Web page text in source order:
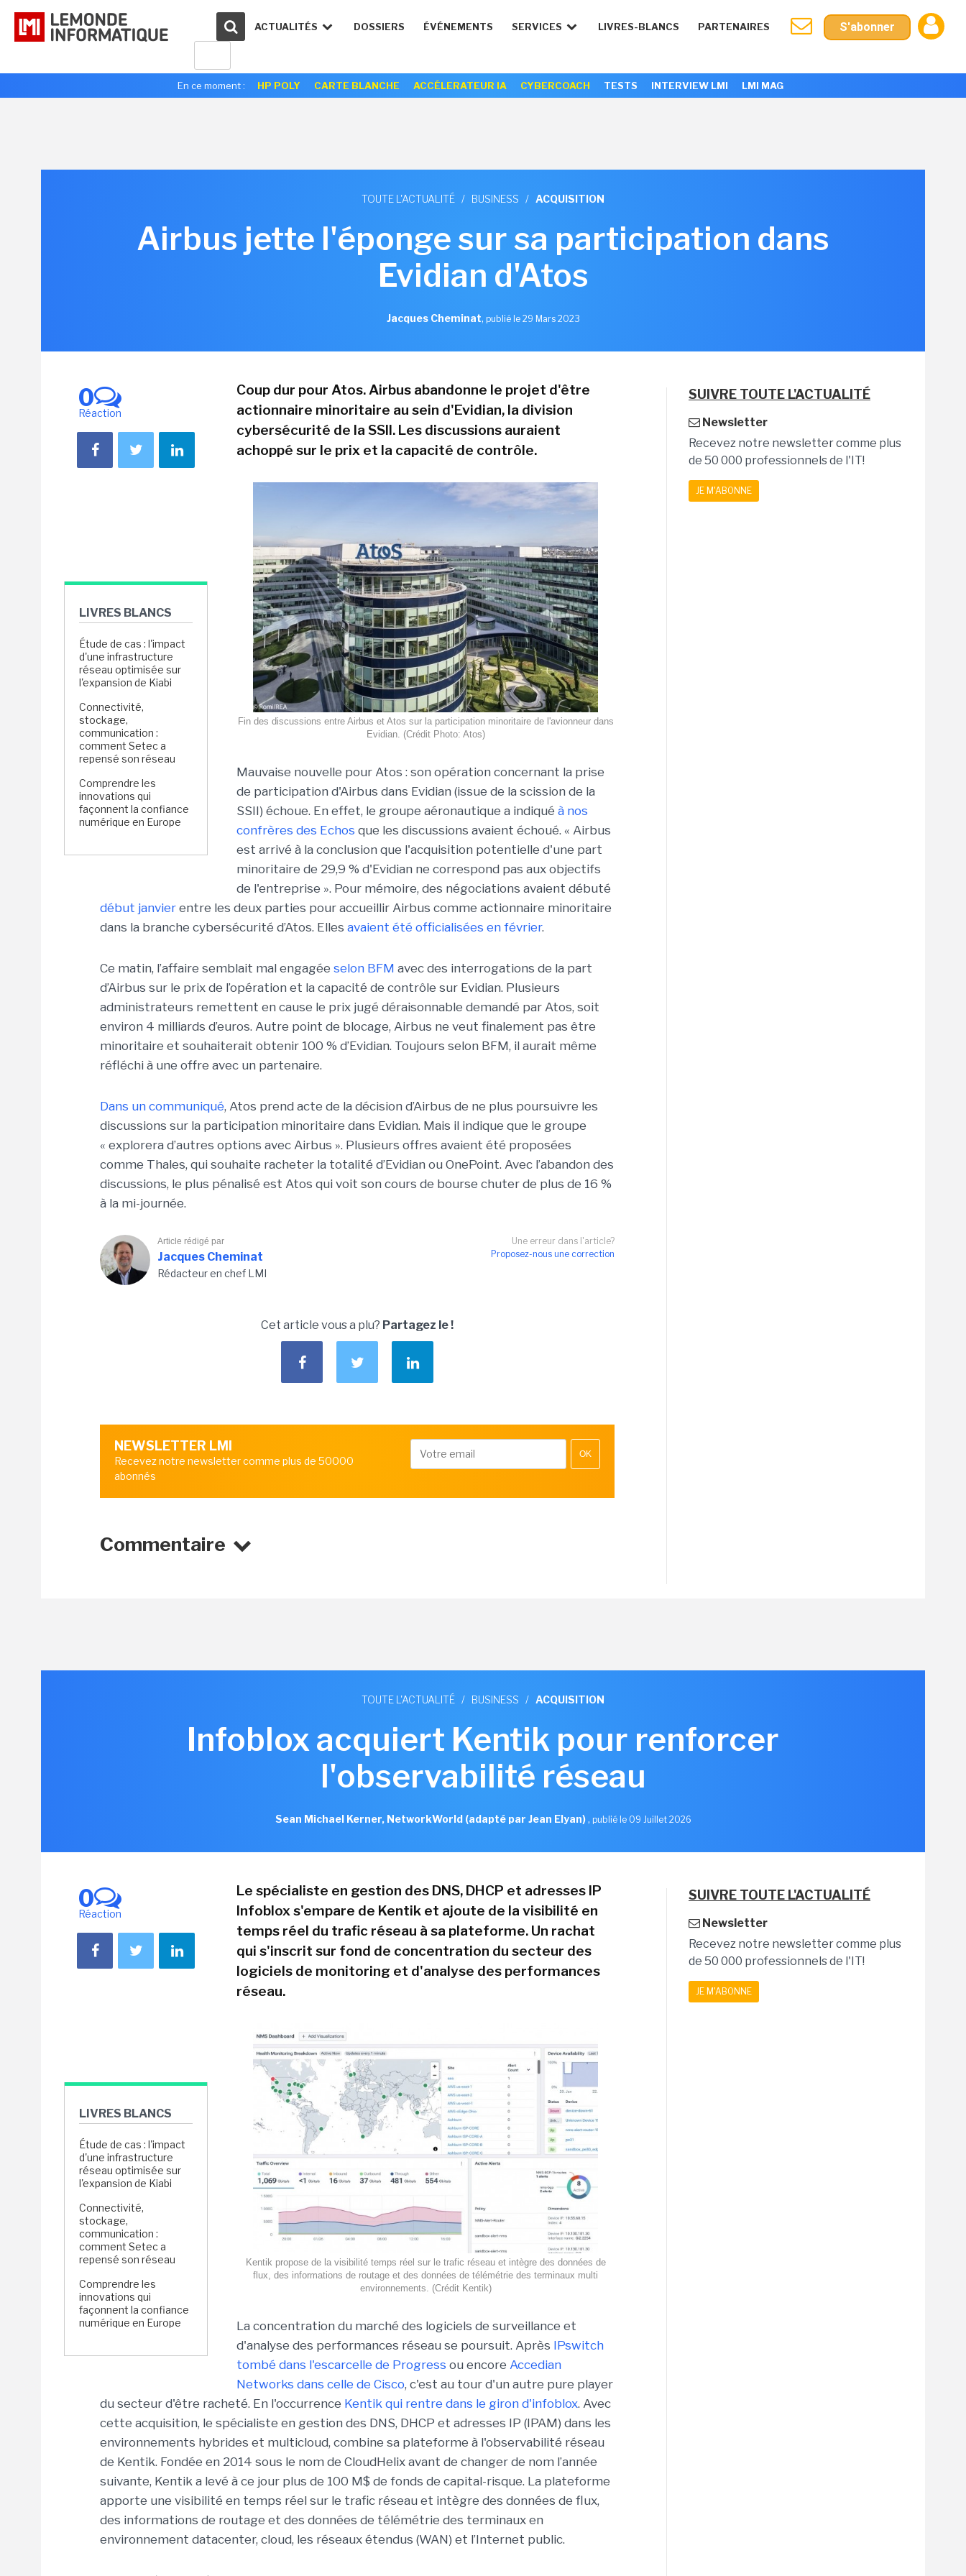
ACTUALITÉS DOSSIERS ÉVÉNEMENTS SERVICES LIVRES-BLANCS PARTENAIRES S'abonner
En ce moment : HP POLY CARTE BLANCHE ACCÉLERATEUR IA CYBERCOACH TESTS INTERVIEW LMI LMI MAG
TOUTE L'ACTUALITÉ / BUSINESS / ACQUISITION
Airbus jette l'éponge sur sa participation dans
Evidian d'Atos
Jacques Cheminat, publié le 29 Mars 2023
0
Réaction
LIVRES BLANCS
Étude de cas : l'impact
d'une infrastructure
réseau optimisée sur
l'expansion de Kiabi
Connectivité,
stockage,
communication :
comment Setec a
repensé son réseau
Comprendre les
innovations qui
façonnent la confiance
numérique en Europe
Coup dur pour Atos. Airbus abandonne le projet d'être
actionnaire minoritaire au sein d'Evidian, la division
cybersécurité de la SSII. Les discussions auraient
achoppé sur le prix et la capacité de contrôle.
Fin des discussions entre Airbus et Atos sur la participation minoritaire de l'avionneur dans
Evidian. (Crédit Photo: Atos)
Mauvaise nouvelle pour Atos : son opération concernant la prise
de participation d'Airbus dans Evidian (issue de la scission de la
SSII) échoue. En effet, le groupe aéronautique a indiqué à nos
confrères des Echos que les discussions avaient échoué. « Airbus
est arrivé à la conclusion que l'acquisition potentielle d'une part
minoritaire de 29,9 % d'Evidian ne correspond pas aux objectifs
de l'entreprise ». Pour mémoire, des négociations avaient débuté
début janvier entre les deux parties pour accueillir Airbus comme actionnaire minoritaire
dans la branche cybersécurité d’Atos. Elles avaient été officialisées en février.
Ce matin, l’affaire semblait mal engagée selon BFM avec des interrogations de la part
d’Airbus sur le prix de l’opération et la capacité de contrôle sur Evidian. Plusieurs
administrateurs remettent en cause le prix jugé déraisonnable demandé par Atos, soit
environ 4 milliards d’euros. Autre point de blocage, Airbus ne veut finalement pas être
minoritaire et souhaiterait obtenir 100 % d’Evidian. Toujours selon BFM, il aurait même
réfléchi à une offre avec un partenaire.
Dans un communiqué, Atos prend acte de la décision d’Airbus de ne plus poursuivre les
discussions sur la participation minoritaire dans Evidian. Mais il indique que le groupe
« explorera d’autres options avec Airbus ». Plusieurs offres avaient été proposées
comme Thales, qui souhaite racheter la totalité d’Evidian ou OnePoint. Avec l’abandon des
discussions, le plus pénalisé est Atos qui voit son cours de bourse chuter de plus de 16 %
à la mi-journée.
Une erreur dans l'article?
Proposez-nous une correction
Article rédigé par
Jacques Cheminat
Rédacteur en chef LMI
Cet article vous a plu? Partagez le !
NEWSLETTER LMI
Recevez notre newsletter comme plus de 50000
abonnés
OK
Commentaire
SUIVRE TOUTE L'ACTUALITÉ
Newsletter
Recevez notre newsletter comme plus
de 50 000 professionnels de l'IT!
JE M'ABONNE
TOUTE L'ACTUALITÉ / BUSINESS / ACQUISITION
Infoblox acquiert Kentik pour renforcer
l'observabilité réseau
Sean Michael Kerner, NetworkWorld (adapté par Jean Elyan), publié le 09 Juillet 2026
0
Réaction
LIVRES BLANCS
Étude de cas : l'impact
d'une infrastructure
réseau optimisée sur
l'expansion de Kiabi
Connectivité,
stockage,
communication :
comment Setec a
repensé son réseau
Comprendre les
innovations qui
façonnent la confiance
numérique en Europe
Le spécialiste en gestion des DNS, DHCP et adresses IP
Infoblox s'empare de Kentik et ajoute de la visibilité en
temps réel du trafic réseau à sa plateforme. Un rachat
qui s'inscrit sur fond de concentration du secteur des
logiciels de monitoring et d'analyse des performances
réseau.
Kentik propose de la visibilité temps réel sur le trafic réseau et intègre des données de
flux, des informations de routage et des données de télémétrie des terminaux multi
environnements. (Crédit Kentik)
La concentration du marché des logiciels de surveillance et
d'analyse des performances réseau se poursuit. Après IPswitch
tombé dans l'escarcelle de Progress ou encore Accedian
Networks dans celle de Cisco, c'est au tour d'un autre pure player
du secteur d'être racheté. En l'occurrence Kentik qui rentre dans le giron d'infoblox. Avec
cette acquisition, le spécialiste en gestion des DNS, DHCP et adresses IP (IPAM) dans les
environnements hybrides et multicloud, combine sa plateforme à l'observabilité réseau
de Kentik. Fondée en 2014 sous le nom de CloudHelix avant de changer de nom l’année
suivante, Kentik a levé à ce jour plus de 100 M$ de fonds de capital-risque. La plateforme
apporte une visibilité en temps réel sur le trafic réseau et intègre des données de flux,
des informations de routage et des données de télémétrie des terminaux en
environnement datacenter, cloud, les réseaux étendus (WAN) et l’Internet public.
SUIVRE TOUTE L'ACTUALITÉ
Newsletter
Recevez notre newsletter comme plus
de 50 000 professionnels de l'IT!
JE M'ABONNE